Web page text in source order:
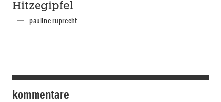
Hitzegipfel
pauline ruprecht
kommentare